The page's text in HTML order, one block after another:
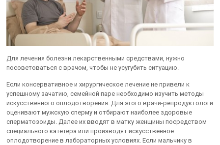
Для лечения болезни лекарственными средствами, нужно
посоветоваться с врачом, чтобы не усугубить ситуацию.
Если консервативное и хирургическое лечение не привели к
успешному зачатию, семейной паре необходимо изучить методы
искусственного оплодотворения. Для этого врачи-репродуктологи
оценивают мужскую сперму и отбирают наиболее здоровые
сперматозоиды. Далее их вводят в матку женщины посредством
специального катетера или производят искусственное
оплодотворение в лабораторных условиях. Если мальчику в